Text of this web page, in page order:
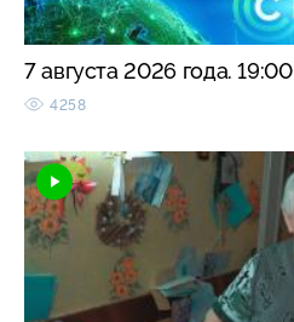
7 августа 2026 года. 19:00
4258